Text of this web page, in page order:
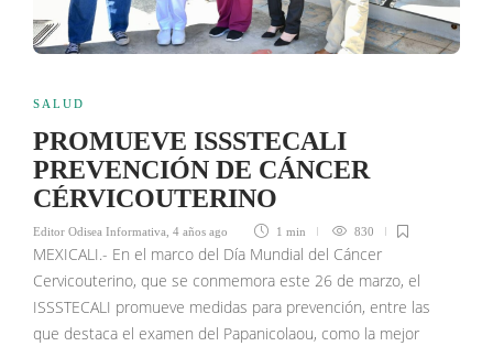
SALUD
PROMUEVE ISSSTECALI
PREVENCIÓN DE CÁNCER
CÉRVICOUTERINO
Editor Odisea Informativa 4 años ago 1 min 830
MEXICALI.- En el marco del Día Mundial del Cáncer
Cervicouterino, que se conmemora este 26 de marzo, el
ISSSTECALI promueve medidas para prevención, entre las
que destaca el examen del Papanicolaou, como la mejor